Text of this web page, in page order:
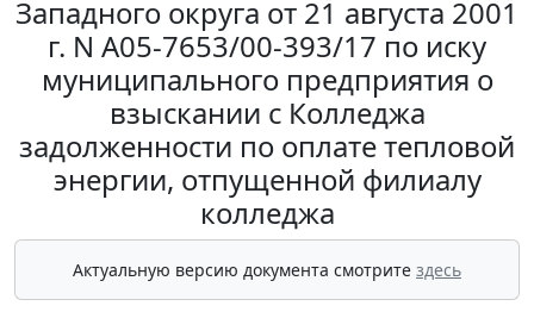
Западного округа от 21 августа 2001
г. N А05-7653/00-393/17 по иску
муниципального предприятия о
взыскании с Колледжа
задолженности по оплате тепловой
энергии, отпущенной филиалу
колледжа
Актуальную версию документа смотрите здесь